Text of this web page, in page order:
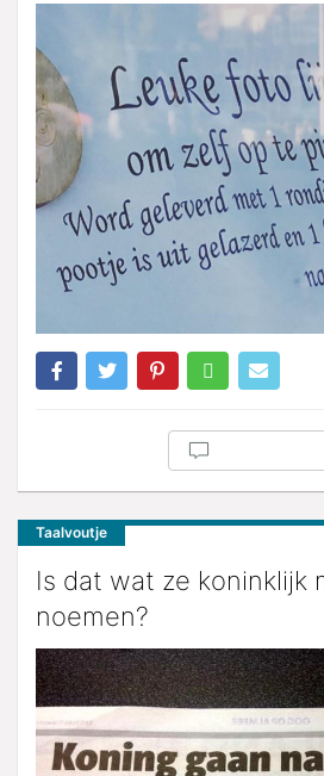
Taalvoutje
Is dat wat ze koninklijk
noemen?